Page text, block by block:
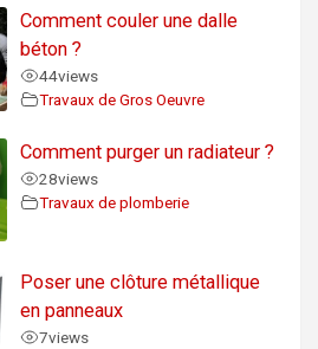
Comment couler une dalle
béton ?
44views
Travaux de Gros Oeuvre
Comment purger un radiateur ?
28views
Travaux de plomberie
Poser une clôture métallique
en panneaux
7views